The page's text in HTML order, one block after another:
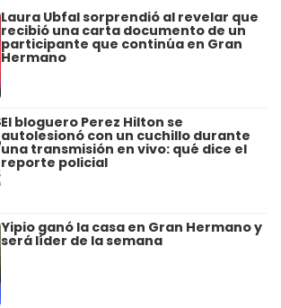
Laura Ubfal sorprendió al revelar que
recibió una carta documento de un
participante que continúa en Gran
Hermano
El bloguero Perez Hilton se
autolesionó con un cuchillo durante
una transmisión en vivo: qué dice el
reporte policial
Yipio ganó la casa en Gran Hermano y
será líder de la semana